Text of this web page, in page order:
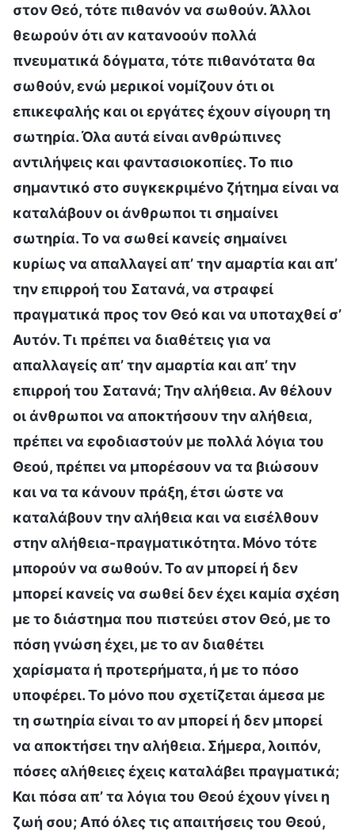
στον Θεό, τότε πιθανόν να σωθούν. Άλλοι
θεωρούν ότι αν κατανοούν πολλά
πνευματικά δόγματα, τότε πιθανότατα θα
σωθούν, ενώ μερικοί νομίζουν ότι οι
επικεφαλής και οι εργάτες έχουν σίγουρη τη
σωτηρία. Όλα αυτά είναι ανθρώπινες
αντιλήψεις και φαντασιοκοπίες. Το πιο
σημαντικό στο συγκεκριμένο ζήτημα είναι να
καταλάβουν οι άνθρωποι τι σημαίνει
σωτηρία. Το να σωθεί κανείς σημαίνει
κυρίως να απαλλαγεί απ’ την αμαρτία και απ’
την επιρροή του Σατανά, να στραφεί
πραγματικά προς τον Θεό και να υποταχθεί σ’
Αυτόν. Τι πρέπει να διαθέτεις για να
απαλλαγείς απ’ την αμαρτία και απ’ την
επιρροή του Σατανά; Την αλήθεια. Αν θέλουν
οι άνθρωποι να αποκτήσουν την αλήθεια,
πρέπει να εφοδιαστούν με πολλά λόγια του
Θεού, πρέπει να μπορέσουν να τα βιώσουν
και να τα κάνουν πράξη, έτσι ώστε να
καταλάβουν την αλήθεια και να εισέλθουν
στην αλήθεια-πραγματικότητα. Μόνο τότε
μπορούν να σωθούν. Το αν μπορεί ή δεν
μπορεί κανείς να σωθεί δεν έχει καμία σχέση
με το διάστημα που πιστεύει στον Θεό, με το
πόση γνώση έχει, με το αν διαθέτει
χαρίσματα ή προτερήματα, ή με το πόσο
υποφέρει. Το μόνο που σχετίζεται άμεσα με
τη σωτηρία είναι το αν μπορεί ή δεν μπορεί
να αποκτήσει την αλήθεια. Σήμερα, λοιπόν,
πόσες αλήθειες έχεις καταλάβει πραγματικά;
Και πόσα απ’ τα λόγια του Θεού έχουν γίνει η
ζωή σου; Από όλες τις απαιτήσεις του Θεού,